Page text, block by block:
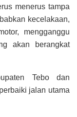
menerus tampa
kecelakaan,
mengganggu
akan berangkat
Tebo dan
jalan utama